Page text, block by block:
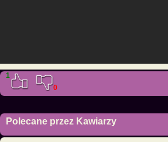
1
0
Polecane przez Kawiarzy